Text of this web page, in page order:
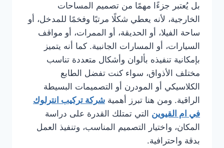
بل يُعتبر جزءًا مهمًا من تصميم المساحات
الخارجية، لأنه يعطي شكلًا مرتبًا وفخمًا للمدخل، أو
ساحة الفيلا، أو الحديقة، أو الممرات، أو مواقف
السيارات، أو المسارات الجانبية. كما أنه يتميز
بإمكانية تنفيذه بألوان وأشكال متعددة تناسب
مختلف الأذواق، سواء كنت تفضل الطابع
الكلاسيكي أو المودرن أو التصميمات البسيطة
الراقية. ومن هنا تبرز أهمية شركة تركيب انترلوك
في ام القيوين التي تمتلك القدرة على دراسة
المكان، واختيار التصميم المناسب، وتنفيذ العمل
بدقة واحترافية.